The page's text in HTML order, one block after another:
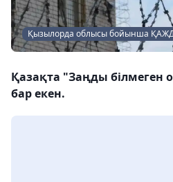
Қызылорда облысы бойынша
Қазақта "Заңды білмеген
бар екен.